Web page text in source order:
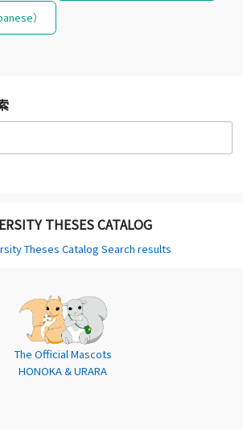
）
THESES CATALOG
Theses Catalog Search results
The Official Mascots
HONOKA & URARA